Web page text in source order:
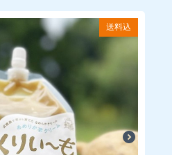
クいただき、「ショップ管理者
タブよりご連絡下さい。
にて決済の取消を行います。
会社へお問い合わせください。
因による場合には、着払いにて
いただきます。
送料込